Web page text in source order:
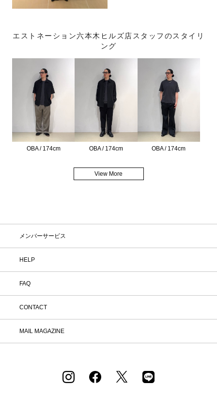
エストネーション六本木ヒルズ店スタッフのスタイリ
ング
OBA / 174cm OBA / 174cm OBA / 174cm
View More
メンバーサービス
HELP
FAQ
CONTACT
MAIL MAGAZINE